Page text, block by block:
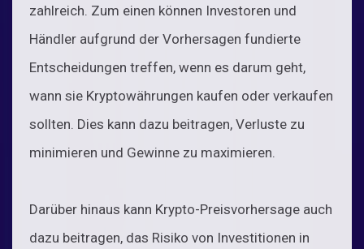
zahlreich. Zum einen können Investoren und
Händler aufgrund der Vorhersagen fundierte
Entscheidungen treffen, wenn es darum geht,
wann sie Kryptowährungen kaufen oder verkaufen
sollten. Dies kann dazu beitragen, Verluste zu
minimieren und Gewinne zu maximieren.
Darüber hinaus kann Krypto-Preisvorhersage auch
dazu beitragen, das Risiko von Investitionen in